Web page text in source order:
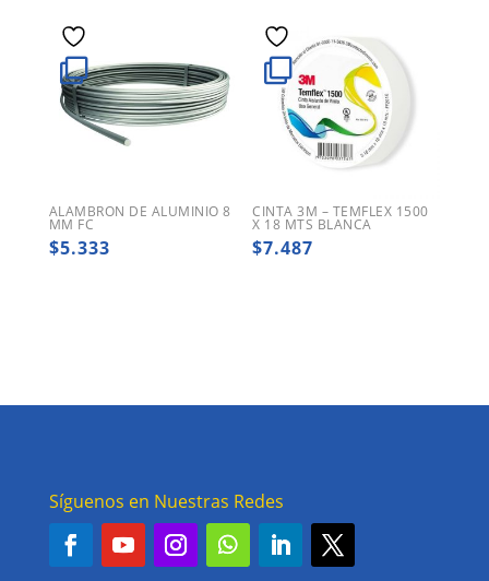
ALAMBRON DE ALUMINIO 8
MM FC
$5.333
CINTA 3M – TEMFLEX 1500
X 18 MTS BLANCA
$7.487
Síguenos en Nuestras Redes